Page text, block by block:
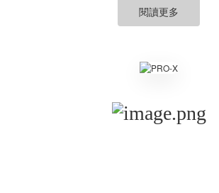
閱讀更多